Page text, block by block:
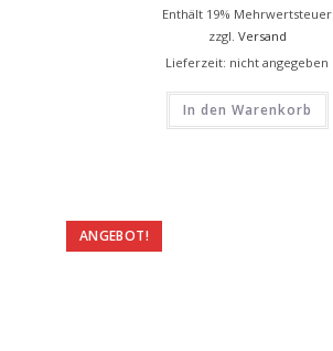
Enthält 19% Mehrwertsteuer
zzgl. Versand
Lieferzeit: nicht angegeben
In den Warenkorb
ANGEBOT!